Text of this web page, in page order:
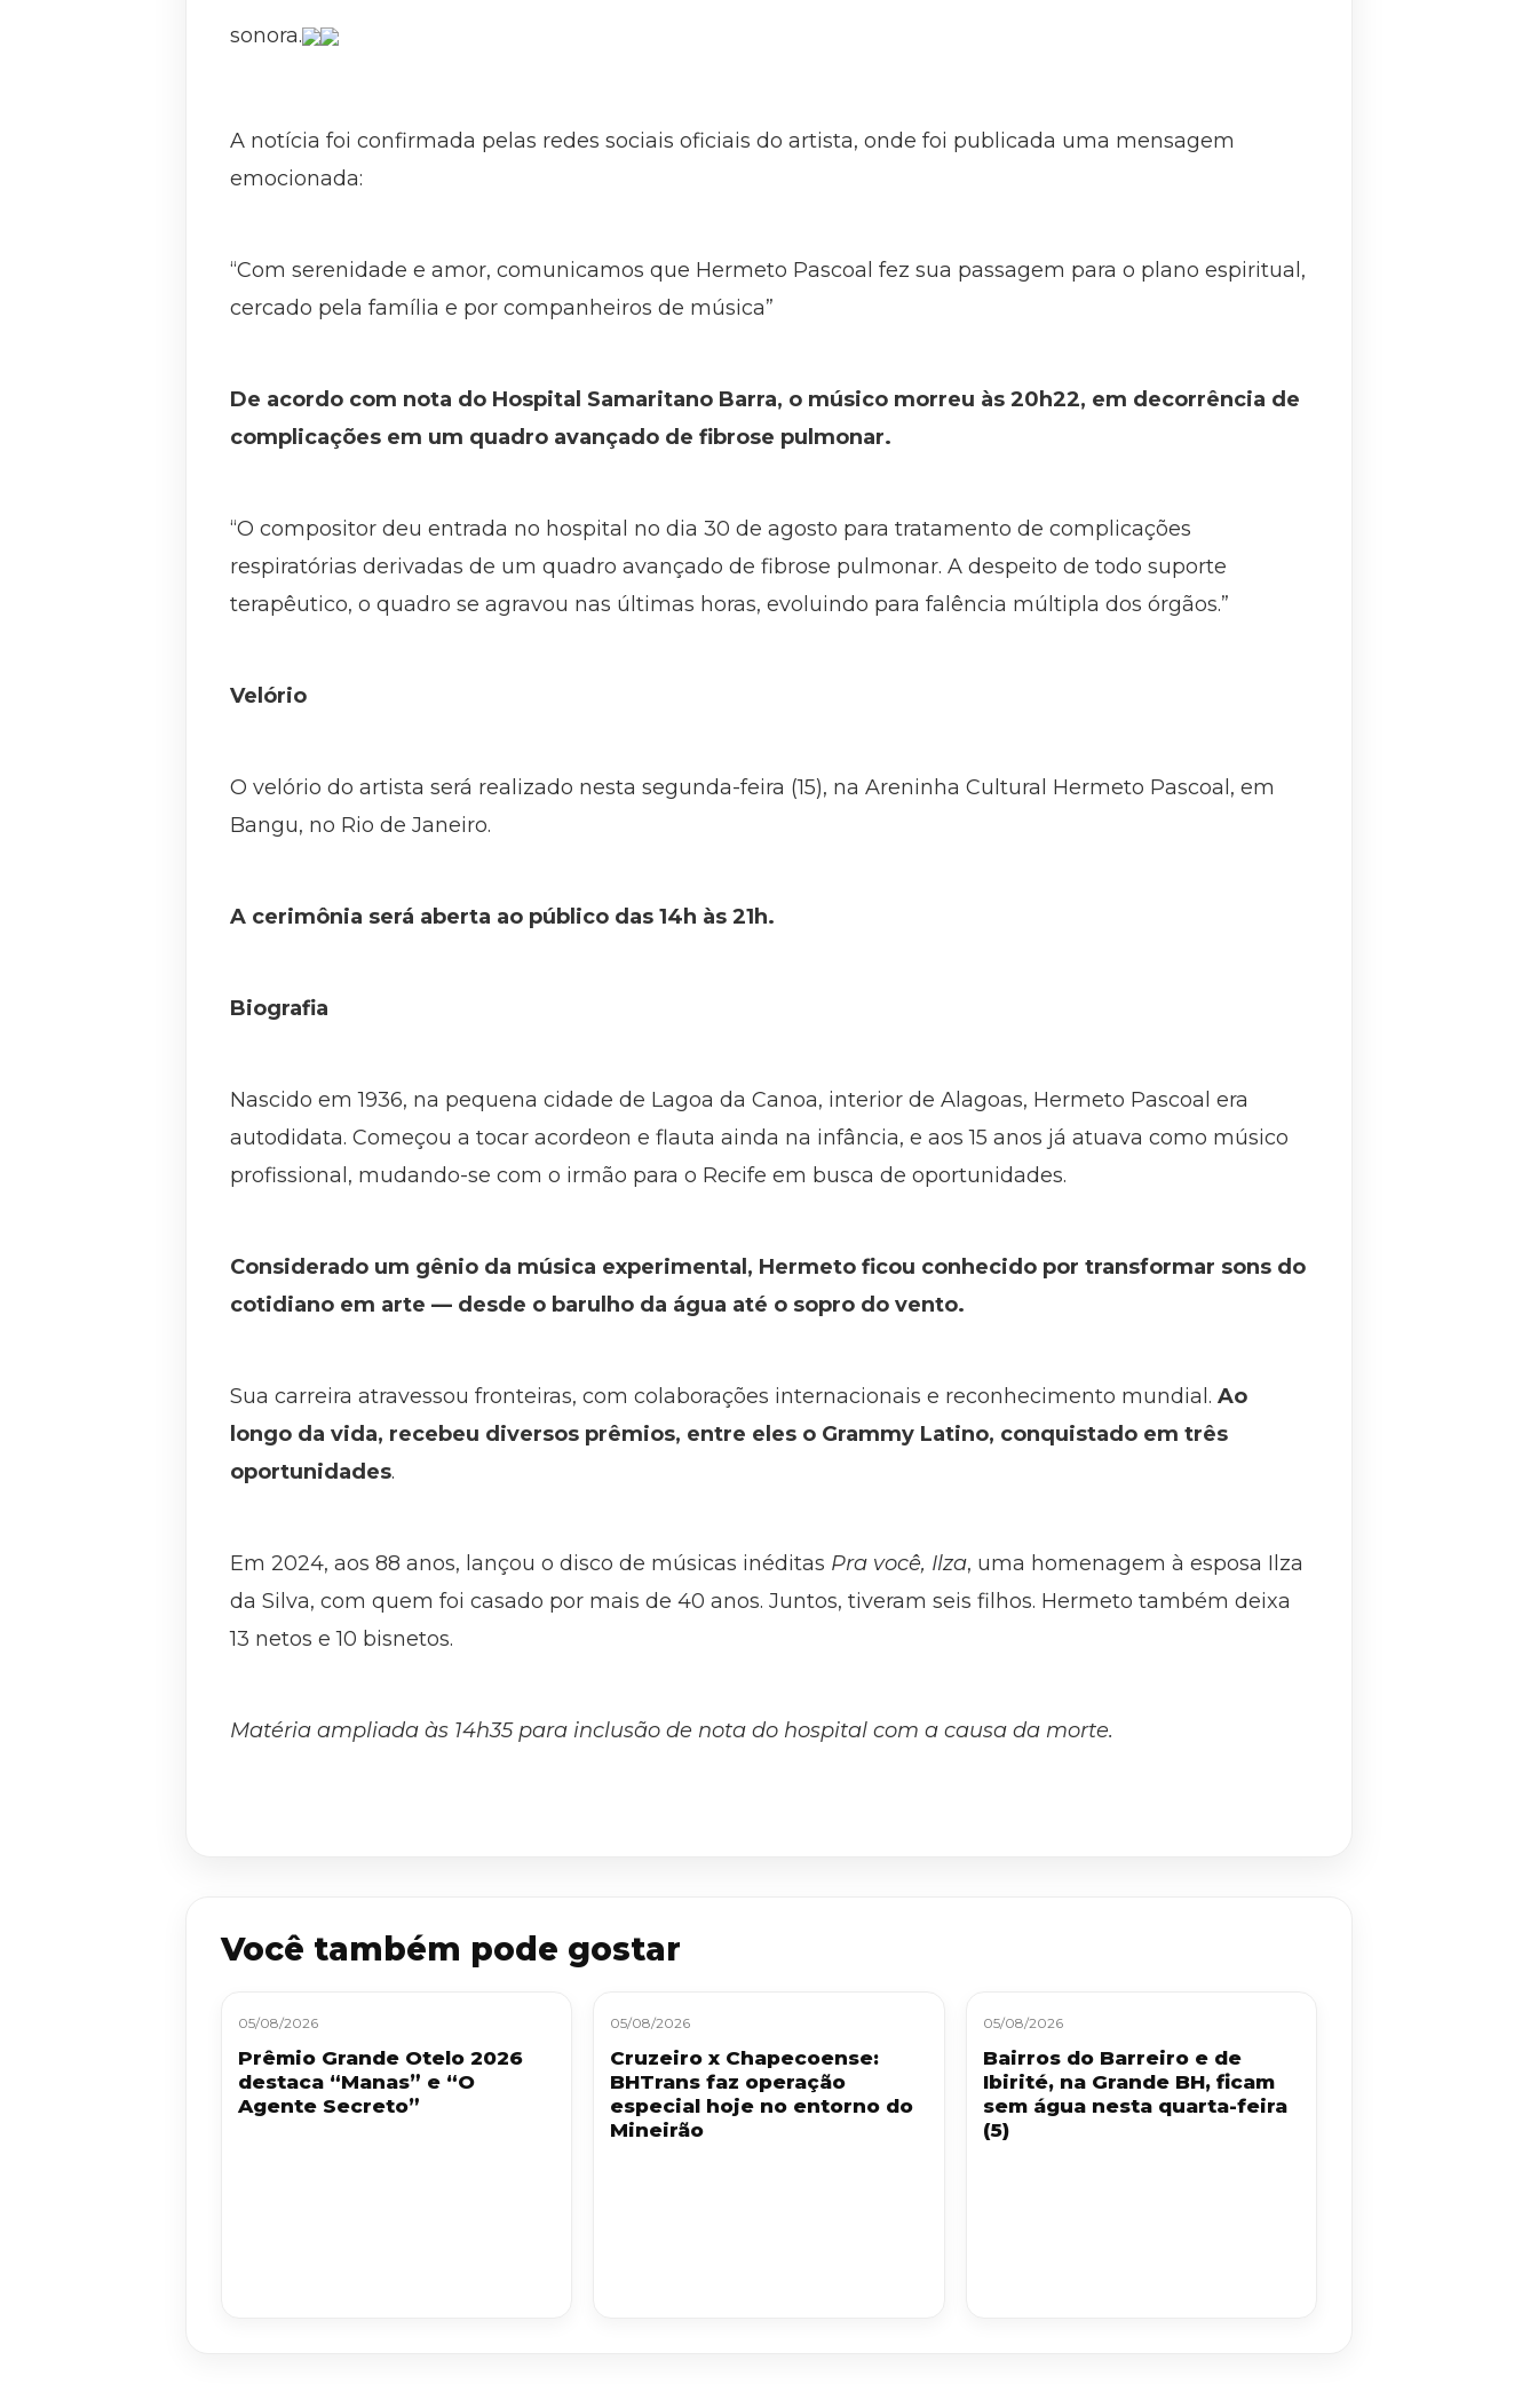
sonora.
A notícia foi confirmada pelas redes sociais oficiais do artista, onde foi publicada uma mensagem
emocionada:
“Com serenidade e amor, comunicamos que Hermeto Pascoal fez sua passagem para o plano espiritual,
cercado pela família e por companheiros de música”
De acordo com nota do Hospital Samaritano Barra, o músico morreu às 20h22, em decorrência de
complicações em um quadro avançado de fibrose pulmonar.
“O compositor deu entrada no hospital no dia 30 de agosto para tratamento de complicações
respiratórias derivadas de um quadro avançado de fibrose pulmonar. A despeito de todo suporte
terapêutico, o quadro se agravou nas últimas horas, evoluindo para falência múltipla dos órgãos.”
Velório
O velório do artista será realizado nesta segunda-feira (15), na Areninha Cultural Hermeto Pascoal, em
Bangu, no Rio de Janeiro.
A cerimônia será aberta ao público das 14h às 21h.
Biografia
Nascido em 1936, na pequena cidade de Lagoa da Canoa, interior de Alagoas, Hermeto Pascoal era
autodidata. Começou a tocar acordeon e flauta ainda na infância, e aos 15 anos já atuava como músico
profissional, mudando-se com o irmão para o Recife em busca de oportunidades.
Considerado um gênio da música experimental, Hermeto ficou conhecido por transformar sons do
cotidiano em arte — desde o barulho da água até o sopro do vento.
Sua carreira atravessou fronteiras, com colaborações internacionais e reconhecimento mundial. Ao
longo da vida, recebeu diversos prêmios, entre eles o Grammy Latino, conquistado em três
oportunidades.
Em 2024, aos 88 anos, lançou o disco de músicas inéditas Pra você, Ilza, uma homenagem à esposa Ilza
da Silva, com quem foi casado por mais de 40 anos. Juntos, tiveram seis filhos. Hermeto também deixa
13 netos e 10 bisnetos.
Matéria ampliada às 14h35 para inclusão de nota do hospital com a causa da morte.
Você também pode gostar
05/08/2026
Prêmio Grande Otelo 2026
destaca “Manas” e “O
Agente Secreto”
05/08/2026
Cruzeiro x Chapecoense:
BHTrans faz operação
especial hoje no entorno do
Mineirão
05/08/2026
Bairros do Barreiro e de
Ibirité, na Grande BH, ficam
sem água nesta quarta-feira
(5)